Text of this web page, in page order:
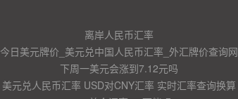
离岸人民币汇率
今日美元牌价_美元兑中国人民币汇率_外汇牌价查询网
下周一美元会涨到7.12元吗
美元兑人民币汇率 USD对CNY汇率 实时汇率查询换算